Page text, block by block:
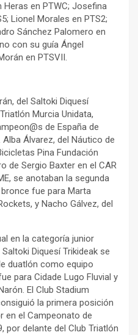
Heras en PTWC; Josefina
Lionel Morales en PTS2;
Sánchez Palomero en
con su guía Ángel
en PTSVII.
del Saltoki Diquesí
Murcia Unidata,
de España de
Álvarez, del Náutico de
Pina Fundación
de Sergio Baxter en el CAR
se anotaban la segunda
fue para Marta
y Nacho Gálvez, del
en la categoría junior
Diquesí Trikideak se
duatlón como equipo
para Cidade Lugo Fluvial y
El Club Stadium
la primera posición
en el Campeonato de
por delante del Club Triatlón